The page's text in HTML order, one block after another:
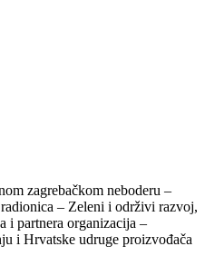
zagrebačkom neboderu –
– Zeleni i održivi razvoj,
i partnera organizacija –
i Hrvatske udruge proizvođača